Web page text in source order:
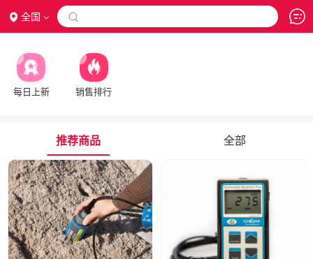
全国 
每日上新 销售排行
推荐商品 全部